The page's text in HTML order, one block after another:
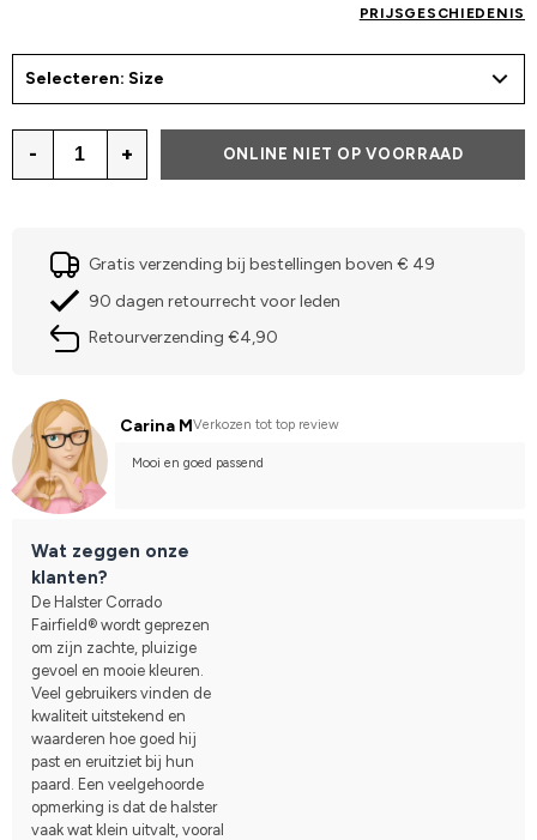
PRIJSGESCHIEDENIS
Selecteren: Size
- + ONLINE NIET OP VOORRAAD
Gratis verzending bij bestellingen boven € 49
90 dagen retourrecht voor leden
Retourverzending €4,90
Carina MVerkozen tot top review
Mooi en goed passend
Wat zeggen onze
klanten?
De Halster Corrado
Fairfield® wordt geprezen
om zijn zachte, pluizige
gevoel en mooie kleuren.
Veel gebruikers vinden de
kwaliteit uitstekend en
waarderen hoe goed hij
past en eruitziet bij hun
paard. Een veelgehoorde
opmerking is dat de halster
vaak wat klein uitvalt, vooral